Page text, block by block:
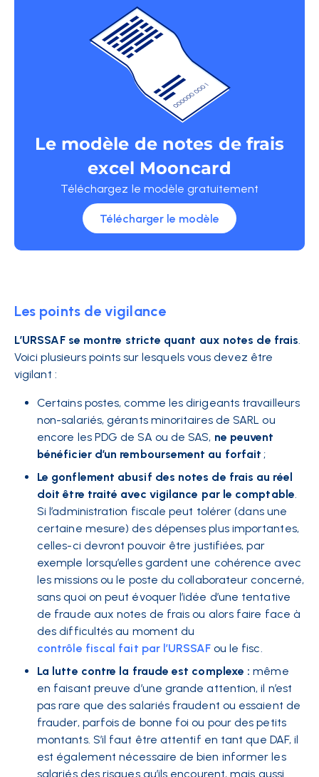
Le modèle de notes de frais
excel Mooncard
Téléchargez le modèle gratuitement
Télécharger le modèle
Les points de vigilance
L’URSSAF se montre stricte quant aux notes de frais.
Voici plusieurs points sur lesquels vous devez être
vigilant :
Certains postes, comme les dirigeants travailleurs
non-salariés, gérants minoritaires de SARL ou
encore les PDG de SA ou de SAS, ne peuvent
bénéficier d’un remboursement au forfait ;
Le gonflement abusif des notes de frais au réel
doit être traité avec vigilance par le comptable.
Si l’administration fiscale peut tolérer (dans une
certaine mesure) des dépenses plus importantes,
celles-ci devront pouvoir être justifiées, par
exemple lorsqu’elles gardent une cohérence avec
les missions ou le poste du collaborateur concerné,
sans quoi on peut évoquer l’idée d’une tentative
de fraude aux notes de frais ou alors faire face à
des difficultés au moment du
contrôle fiscal fait par l’URSSAF ou le fisc.
La lutte contre la fraude est complexe : même
en faisant preuve d’une grande attention, il n’est
pas rare que des salariés fraudent ou essaient de
frauder, parfois de bonne foi ou pour des petits
montants. S’il faut être attentif en tant que DAF, il
est également nécessaire de bien informer les
salariés des risques qu’ils encourent, mais aussi